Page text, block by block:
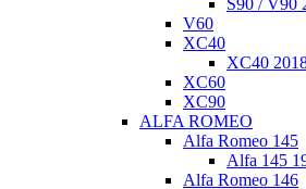
V60
XC40
XC40
XC60
XC90
ALFA ROMEO
Alfa Romeo 145
Alfa 145
Alfa Romeo 146